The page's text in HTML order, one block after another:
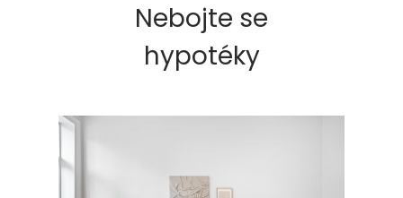
Nebojte se
hypotéky